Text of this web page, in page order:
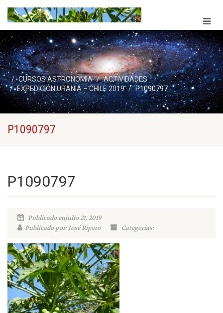
CURSOS ASTRONOMIA
ACTIVIDADES
EXPEDICIÓN URANIA – CHILE 2019
P1090797
P1090797
P1090797
Publicado enjulio 21, 2019
Publicado por: José Ripero
Categorías: